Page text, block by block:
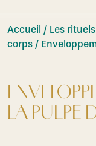
Accueil / Les
corps /
LA PULPE